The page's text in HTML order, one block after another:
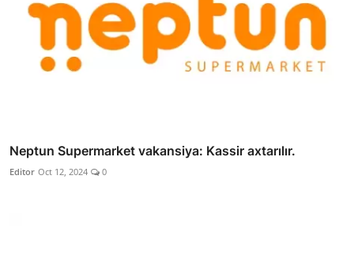
Neptun Supermarket vakansiya: Kassir axtarılır.
Editor Oct 12, 2024 0